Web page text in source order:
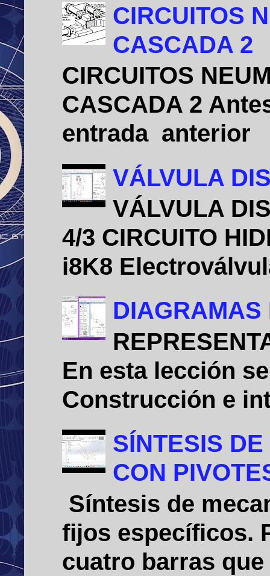
CIRCUITOS
CASCADA 2
CIRCUITOS
CASCADA 2
entrada anterior
VÁLVULA
VÁLVULA
4/3 CIRCUITO
i8K8
DIAGRAMAS
En esta lección
Construcción e
SÍNTESIS
CON
Síntesis de
fijos específicos.
cuatro barras que